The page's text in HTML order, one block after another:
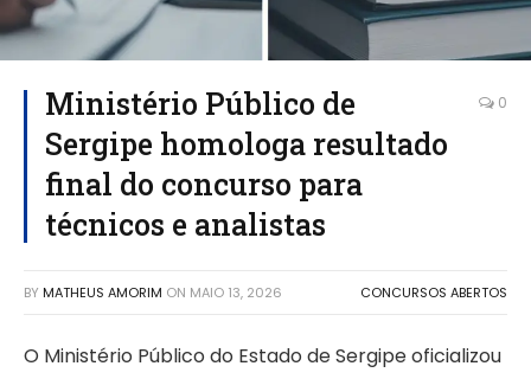
Ministério Público de
Sergipe homologa resultado
final do concurso para
técnicos e analistas
0
BY MATHEUS AMORIM ON MAIO 13, 2026 CONCURSOS ABERTOS
O Ministério Público do Estado de Sergipe oficializou